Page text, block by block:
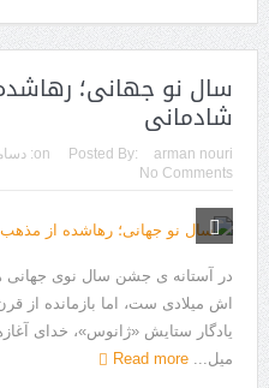
سال نو جهانی؛
شادمانی
Posted By: arman nouri
on: دسامبر
No Comments
در آستانه ی جشن سال نوی جهانی
اش میلادی ست، اما بازمانده از
یادگار ستایش «ژانوس»، خدای
میل... Read more